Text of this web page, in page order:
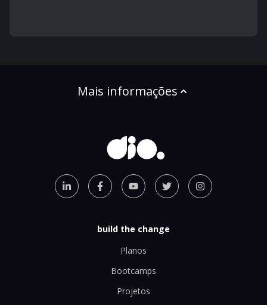
Mais informações
build the change
Planos
Bootcamps
Projetos